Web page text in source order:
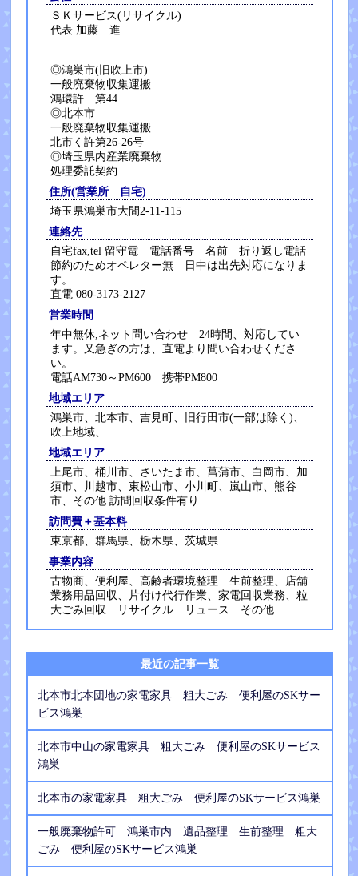
ＳＫサービス(リサイクル)
代表 加藤 進
◎鴻巣市(旧吹上市)
一般廃棄物収集運搬
鴻環許 第44
◎北本市
一般廃棄物収集運搬
北市く許第26-26号
◎埼玉県内産業廃棄物
処理委託契約
住所(営業所 自宅)
埼玉県鴻巣市大間2-11-115
連絡先
自宅fax,tel 留守電 電話番号 名前 折り返し電話
節約のためオペレター無 日中は出先対応になりま
す。
直電 080-3173-2127
営業時間
年中無休,ネット問い合わせ 24時間、対応してい
ます。又急ぎの方は、直電より問い合わせくださ
い。
電話AM730～PM600 携帯PM800
地域エリア
鴻巣市、北本市、吉見町、旧行田市(一部は除く)、
吹上地域、
地域エリア
上尾市、桶川市、さいたま市、菖蒲市、白岡市、加
須市、川越市、東松山市、小川町、嵐山市、熊谷
市、その他 訪問回収条件有り
訪問費＋基本料
東京都、群馬県、栃木県、茨城県
事業内容
古物商、便利屋、高齢者環境整理 生前整理、店舗
業務用品回収、片付け代行作業、家電回収業務、粒
大ごみ回収 リサイクル リュース その他
最近の記事一覧
北本市北本団地の家電家具 粗大ごみ 便利屋のSKサー
ビス鴻巣
北本市中山の家電家具 粗大ごみ 便利屋のSKサービス
鴻巣
北本市の家電家具 粗大ごみ 便利屋のSKサービス鴻巣
一般廃棄物許可 鴻巣市内 遺品整理 生前整理 粗大
ごみ 便利屋のSKサービス鴻巣